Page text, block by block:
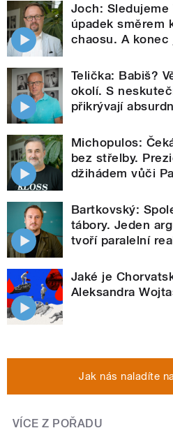
Joch: Sledujeme
úpadek směrem
chaosu. A konec
Telička: Babiš?
okolí. S
přikrývají
Michopulos:
bez střelby.
džihádem vůči
Bartkovský:
tábory. Jeden
tvoří paralelní
Jaké je
Aleksandra
Jak nás naladíte
VÍCE Z POŘADU